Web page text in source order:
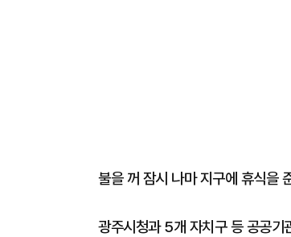
불을 꺼 잠시 나마 지구에 휴식을
광주시청과 5개 자치구 등 공공기